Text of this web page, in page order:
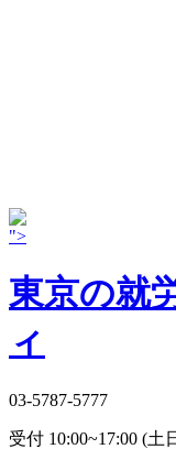
">
東京の就
ィ
03-5787-5777
受付 10:00~17:00 (土